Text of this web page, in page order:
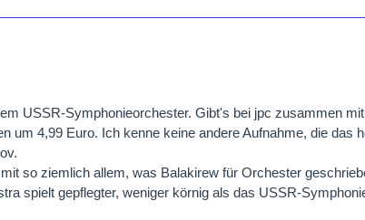
USSR-Symphonieorchester. Gibt's bei jpc zusammen
um 4,99 Euro. Ich kenne keine andere Aufnahme, die das
so ziemlich allem, was Balakirew für Orchester
spielt gepflegter, weniger körnig als das USSR-